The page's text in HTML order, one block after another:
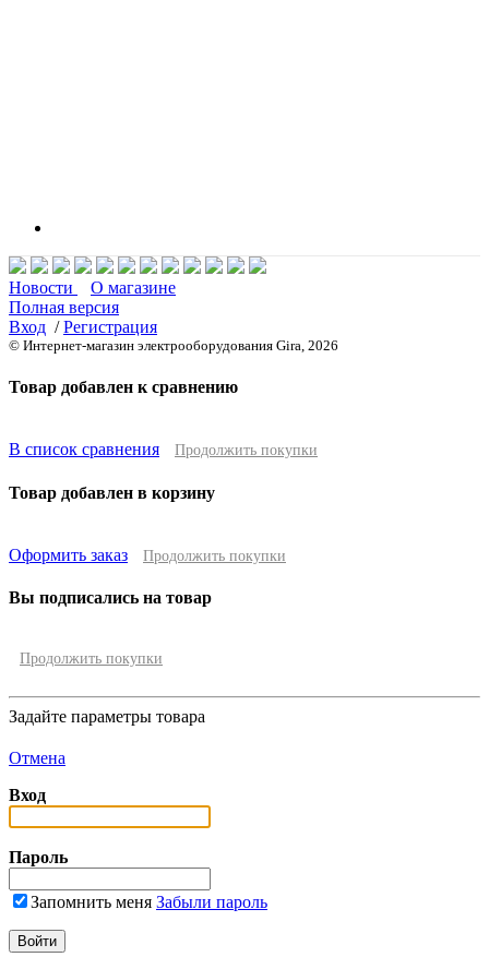
Новости
О магазине
Полная версия
Вход /Регистрация
© Интернет-магазин электрооборудования Gira, 2026
Товар добавлен к сравнению
В список сравнения Продолжить покупки
Товар добавлен в корзину
Оформить заказ Продолжить покупки
Вы подписались на товар
Продолжить покупки
Задайте параметры товара
Отмена
Вход
Пароль
Запомнить меня Забыли пароль